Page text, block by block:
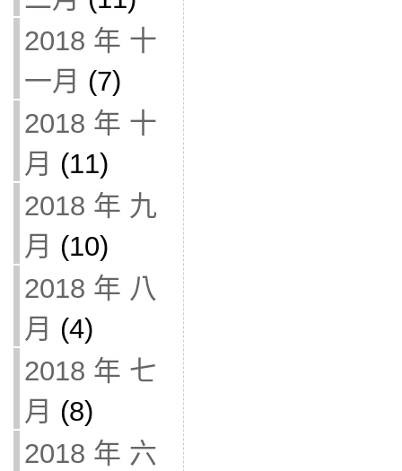
2018 年 十
一月 (7)
2018 年 十
月 (11)
2018 年 九
月 (10)
2018 年 八
月 (4)
2018 年 七
月 (8)
2018 年 六